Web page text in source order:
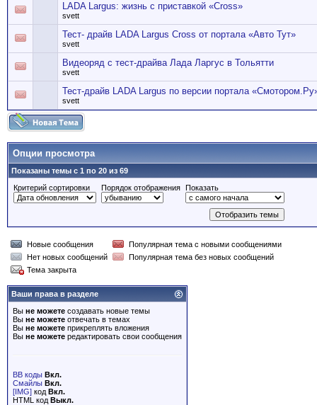
LADA Largus: жизнь с приставкой «Cross»
svett
Тест- драйв LADA Largus Cross от портала «Авто Тут»
svett
Видеоряд с тест-драйва Лада Ларгус в Тольятти
svett
Тест-драйв LADA Largus по версии портала
svett
Опции просмотра
Показаны темы с 1 по 20 из 69
Критерий сортировки
Порядок отображения Показать
Новые сообщения
Популярная тема с новыми сообщениями
Нет новых сообщений
Популярная тема без новых сообщений
Тема закрыта
Ваши права в разделе
Вы не можете создавать новые темы
Вы не можете отвечать в темах
Вы не можете прикреплять вложения
Вы не можете редактировать свои сообщения
BB коды Вкл.
Смайлы Вкл.
[IMG] код Вкл.
HTML код Выкл.